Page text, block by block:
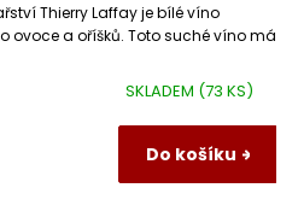
SKLADEM (73 KS)
Do košíku
Thierry Laffay je bílé víno
ovoce a oříšků. Toto suché víno má